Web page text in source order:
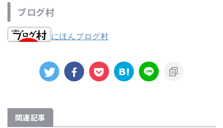
ブログ村
にほんブログ村
関連記事